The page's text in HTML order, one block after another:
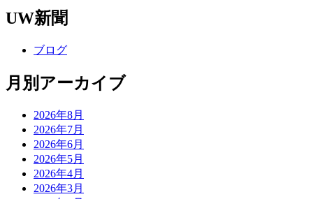
UW新聞
ブログ
月別アーカイブ
2026年8月
2026年7月
2026年6月
2026年5月
2026年4月
2026年3月